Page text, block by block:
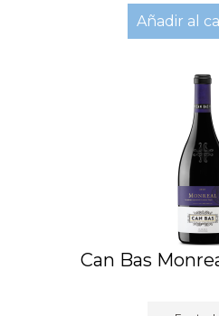
Añadir al
Can Bas